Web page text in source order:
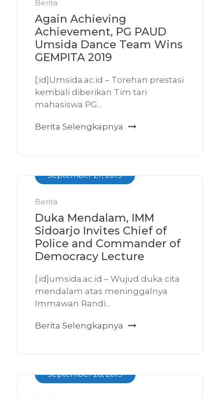
Berita
Again Achieving
Achievement, PG PAUD
Umsida Dance Team Wins
GEMPITA 2019
[:id]Umsida.ac.id – Torehan prestasi
kembali diberikan Tim tari
mahasiswa PG...
Berita Selengkapnya
September 27, 2019
Berita
Duka Mendalam, IMM
Sidoarjo Invites Chief of
Police and Commander of
Democracy Lecture
[:id]umsida.ac.id – Wujud duka cita
mendalam atas meninggalnya
Immawan Randi...
Berita Selengkapnya
September 26, 2019